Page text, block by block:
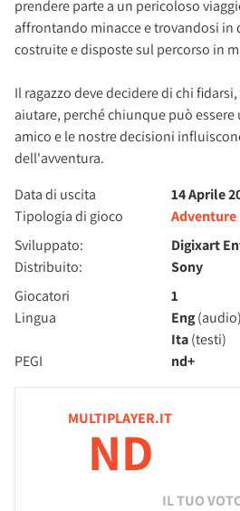
prendere parte a un pericoloso
affrontando minacce e trovandosi in
costruite e disposte sul percorso in
Il ragazzo deve decidere di chi
aiutare, perché chiunque può
amico e le nostre decisioni
dell'avventura.
Data di uscita
14 Aprile
Tipologia di gioco
Adventure
Sviluppato:
Digixart
Distribuito:
Sony
Giocatori
1
Lingua
Eng(audio)
Ita(testi)
PEGI
nd+
MULTIPLAYER.IT
ND
IL TUO